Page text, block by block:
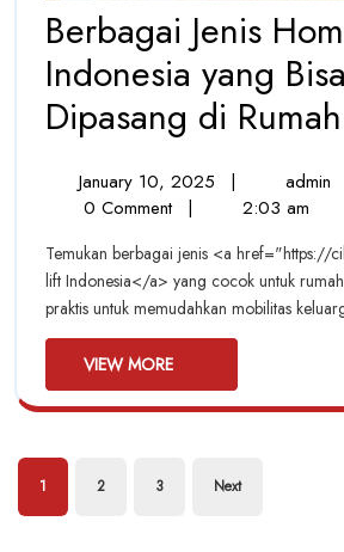
Berbagai Jenis
Indonesia yang Bisa
Dipasang di Rumah
January 10, 2025
January
10,
| admin
0 Comment | 2:03 am
Temukan berbagai jenis <a href="https://cibeslift.co.id/">home
lift Indonesia</a> yang cocok untuk
praktis untuk memudahkan mobilitas
VIEW MORE
MORE
Posts
pagination
1 2 3 Next